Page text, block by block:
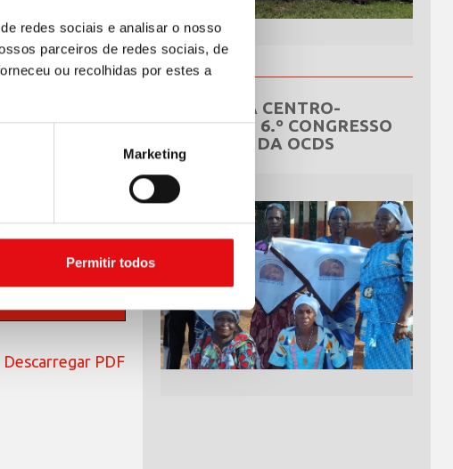
redes sociais e analisar o nosso
parceiros de redes sociais, de
ou recolhidas por estes a
Marketing
Permitir todos
Descarregar PDF
REPÚBLICA CENTRO-
AFRICANA: 6.º CONGRESSO
NACIONAL DA OCDS